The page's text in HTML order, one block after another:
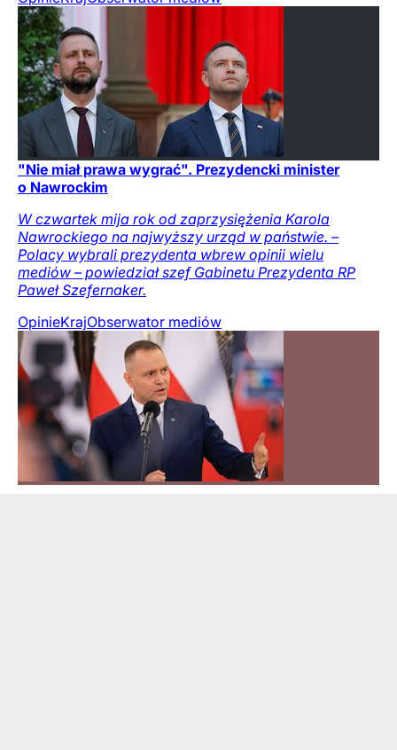
"Nie miał prawa wygrać". Prezydencki minister
o Nawrockim
W czwartek mija rok od zaprzysiężenia Karola
Nawrockiego na najwyższy urząd w państwie. –
Polacy wybrali prezydenta wbrew opinii wielu
mediów – powiedział szef Gabinetu Prezydenta RP
Paweł Szefernaker.
OpinieKrajObserwator mediów